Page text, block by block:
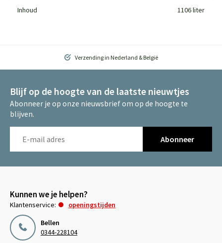
Inhoud 1106 liter
Verzending in Nederland & België
Blijf op de hoogte van de laatste nieuwtjes
Abonneer je op onze nieuwsbrief om op de hoogte te
blijven.
Abonneer
Kunnen we je helpen?
Klantenservice:
openingstijden
Bellen
0344-228104